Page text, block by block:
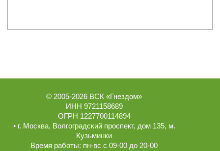
© 2005-2026 ВСК «Гнездом»
ИНН 9721158689
ОГРН 1227700114894
• г. Москва, Волгоградский проспект, дом 135, м.
Кузьминки
Время работы: пн-вс с 09-00 до 20-00